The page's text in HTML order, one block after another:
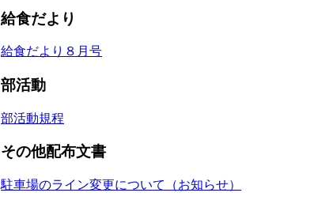
給食だより
給食だより８月号
部活動
部活動規程
その他配布文書
駐車場のライン変更について（お知らせ）